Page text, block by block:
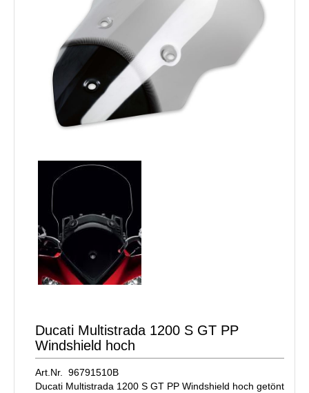
Ducati Multistrada 1200 S GT PP
Windshield hoch
Art.Nr. 96791510B
Ducati Multistrada 1200 S GT PP Windshield hoch getönt